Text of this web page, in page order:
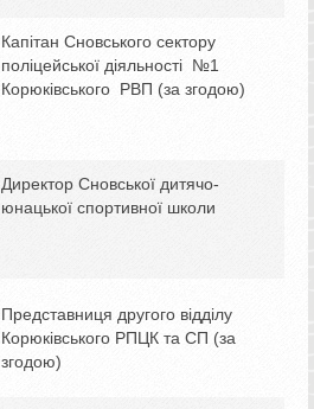
Капітан Сновського сектору
поліцейської діяльності №1
Корюківського РВП (за згодою)
Директор Сновської дитячо-
юнацької спортивної школи
Представниця другого відділу
Корюківського РПЦК та СП (за
згодою)